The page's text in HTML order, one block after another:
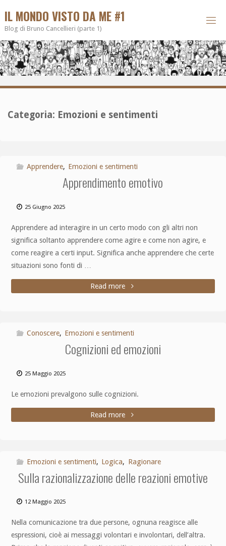
IL MONDO VISTO DA ME #1
Blog di Bruno Cancellieri (parte 1)
Categoria: Emozioni e sentimenti
Apprendere, Emozioni e sentimenti
Apprendimento emotivo
25 Giugno 2025
Apprendere ad interagire in un certo modo con gli altri non
significa soltanto apprendere come agire e come non agire, e
come reagire a certi input. Significa anche apprendere che certe
situazioni sono fonti di …
Read more
Conoscere, Emozioni e sentimenti
Cognizioni ed emozioni
25 Maggio 2025
Le emozioni prevalgono sulle cognizioni.
Read more
Emozioni e sentimenti, Logica, Ragionare
Sulla razionalizzazione delle reazioni emotive
12 Maggio 2025
Nella comunicazione tra due persone, ognuna reagisce alle
espressioni, cioè ai messaggi volontari e involontari, dell’altra.